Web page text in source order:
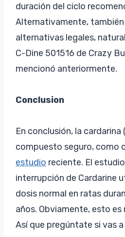
duración del ciclo
Alternativamente,
alternativas legales,
C-Dine 501516 de Crazy
mencionó anteriormente.
Conclusion
En conclusión, la cardarina
compuesto seguro, como
estudio reciente. El
interrupción de Cardarine
dosis normal en ratas
años. Obviamente, esto
Así que pregúntate si vas